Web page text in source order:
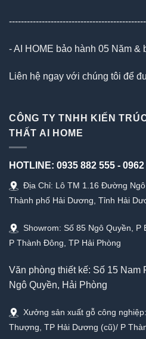
- AI HOME bảo hành 05 Năm &
Liên hệ ngay với chúng tôi để
CÔNG TY TNHH KIẾN
THẤT AI HOME
HOTLINE: 0935 882 555 - 0962
Địa Chỉ: Lô TM 1.16 Đường
Thành phố Hải Dương, Tỉnh Hải
Showrom: Số 85 Ngô Quyền,
P Thành Đông, TP Hải Phòng
Văn phòng thiết kế: Số 15 Nam
Ngô Quyền, Hải Phòng
Xưởng sản xuất gỗ công
Thượng, TP Hải Dương (cũ)/ P